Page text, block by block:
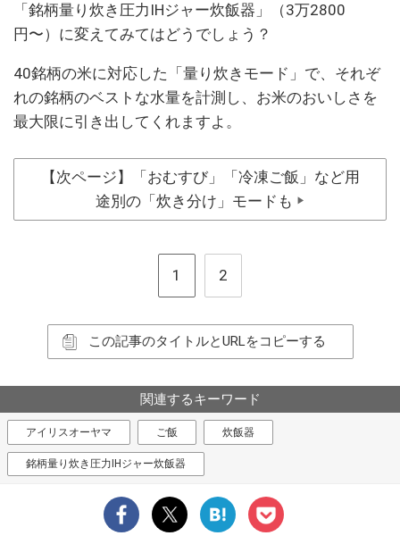
「銘柄量り炊き圧力IHジャー炊飯器」（3万2800
円〜）に変えてみてはどうでしょう？
40銘柄の米に対応した「量り炊きモード」で、それぞ
れの銘柄のベストな水量を計測し、お米のおいしさを
最大限に引き出してくれますよ。
【次ページ】「おむすび」「冷凍ご飯」など用
途別の「炊き分け」モードも
▶
1 2
この記事のタイトルとURLをコピーする
関連するキーワード
アイリスオーヤマ ご飯 炊飯器
銘柄量り炊き圧力IHジャー炊飯器